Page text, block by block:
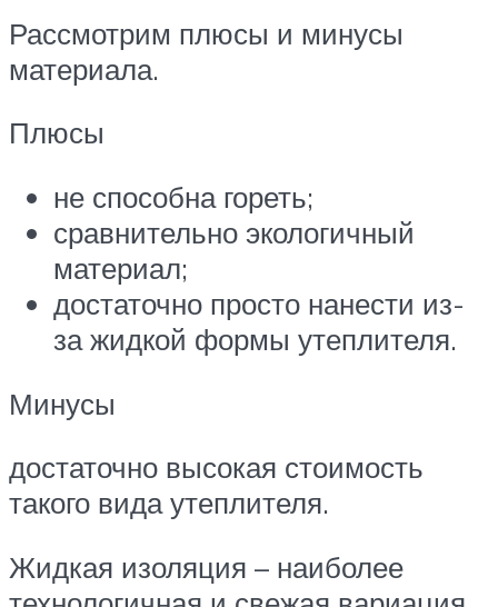
Рассмотрим плюсы и минусы
материала.
Плюсы
не способна гореть;
сравнительно экологичный
материал;
достаточно просто нанести из-
за жидкой формы утеплителя.
Минусы
достаточно высокая стоимость
такого вида утеплителя.
Жидкая изоляция – наиболее